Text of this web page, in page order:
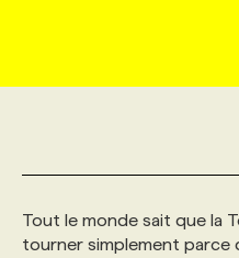
Tout le monde sait que la
tourner simplement parce